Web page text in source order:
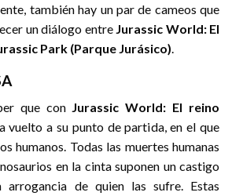
también hay un par de cameos que
un diálogo entre Jurassic World: El
Park (Parque Jurásico)
que con Jurassic World: El reino
vuelto a su punto de partida, en el que
humanos. Todas las muertes humanas
en la cinta suponen un castigo
arrogancia de quien las sufre. Estas